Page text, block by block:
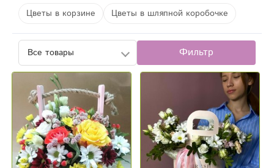
Цветы в корзине Цветы в шляпной коробочке
Фильтр